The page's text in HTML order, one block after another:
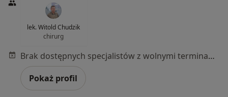
lek. Witold Chudzik
chirurg
Brak dostępnych specjalistów z wolnymi terminami w tym centrum medycznym.
Pokaż profil